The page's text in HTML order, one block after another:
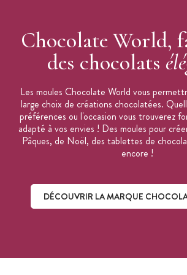
Chocolate World,
des chocolats
Les moules Chocolate World vous
large choix de créations chocolatées.
préférences ou l'occasion vous trouverez
adapté à vos envies ! Des moules pour
Pâques, de Noël, des tablettes de
encore !
DÉCOUVRIR LA MARQUE